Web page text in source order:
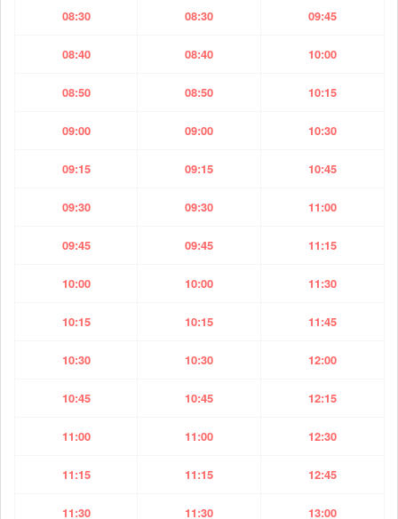
08:30 08:30 09:45
08:40 08:40 10:00
08:50 08:50 10:15
09:00 09:00 10:30
09:15 09:15 10:45
09:30 09:30 11:00
09:45 09:45 11:15
10:00 10:00 11:30
10:15 10:15 11:45
10:30 10:30 12:00
10:45 10:45 12:15
11:00 11:00 12:30
11:15 11:15 12:45
11:30 11:30 13:00